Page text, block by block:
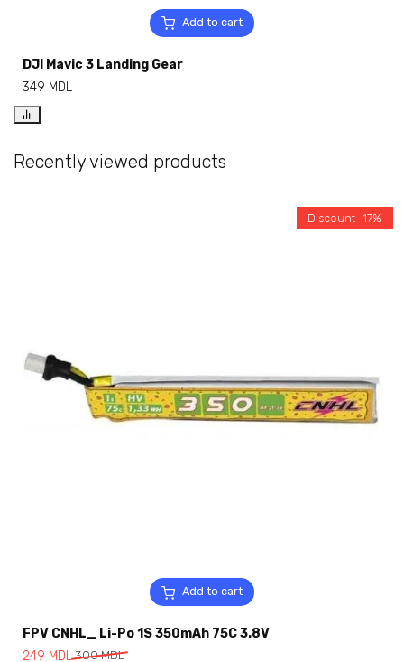
Add to cart
DJI Mavic 3 Landing Gear
349 MDL
Recently viewed products
Add to cart
Discount -17%
FPV CNHL_ Li-Po 1S 350mAh 75C 3.8V
300MDL
249 MDL